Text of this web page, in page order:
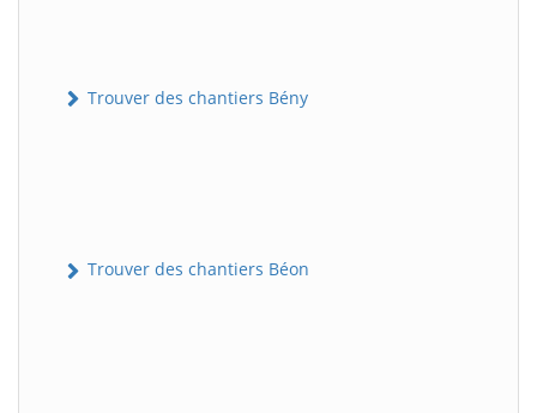
Trouver des chantiers Bény
Trouver des chantiers Béon